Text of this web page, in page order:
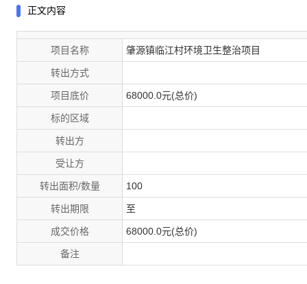
正文内容
项目名称 肇源镇临江村环境卫生整治项目
转出方式
项目底价 68000.0元(总价)
标的区域
转出方
受让方
转出面积/数量 100
转出期限 至
成交价格 68000.0元(总价)
备注